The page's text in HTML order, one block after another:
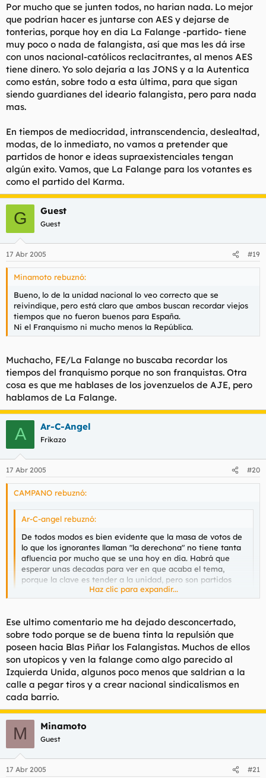
Por mucho que se junten todos, no harian nada. Lo mejor
que podrían hacer es juntarse con AES y dejarse de
tonterias, porque hoy en dia La Falange -partido- tiene
muy poco o nada de falangista, así que mas les dá irse
con unos nacional-católicos reclacitrantes, al menos AES
tiene dinero. Yo solo dejaría a las JONS y a la Autentica
como están, sobre todo a esta última, para que sigan
siendo guardianes del ideario falangista, pero para nada
mas.
En tiempos de mediocridad, intranscendencia, deslealtad,
modas, de lo inmediato, no vamos a pretender que
partidos de honor e ideas supraexistenciales tengan
algún exito. Vamos, que La Falange para los votantes es
como el partido del Karma.
G Guest
Guest
17 Abr 2005 #19
Minamoto rebuznó:
Bueno, lo de la unidad nacional lo veo correcto que se
reivindique, pero está claro que ambos buscan recordar viejos
tiempos que no fueron buenos para España.
Ni el Franquismo ni mucho menos la República.
Muchacho, FE/La Falange no buscaba recordar los
tiempos del franquismo porque no son franquistas. Otra
cosa es que me hablases de los jovenzuelos de AJE, pero
hablamos de La Falange.
A Ar-C-Angel
Frikazo
17 Abr 2005 #20
CAMPANO rebuznó:
Ar-C-angel rebuznó:
De todos modos es bien evidente que la masa de votos de
lo que los ignorantes llaman "la derechona" no tiene tanta
afluencia por mucho que se una hoy en dia. Habrá que
esperar unas decadas para ver en que acaba el tema,
porque la clave es tender a la unidad, pero son partidos
muy censores ven cada idea nueva como una agresión que
expulsan con violencia. Decia algo muy interesante Pituca
que hay que abrirse y no cerrarse.
Por mucho que se junten todos, no harian nada. Lo mejor que
podrían hacer es juntarse con AES y dejarse de tonterias,
porque hoy en dia La Falange -partido- tiene muy poco o nada
de falangista, así que mas les dá irse con unos nacional-
católicos reclacitrantes, al menos AES tiene dinero. Yo solo
dejaría a las JONS y a la Autentica como están, sobre todo a
esta última, para que sigan siendo guardianes del ideario
falangista, pero para nada mas.
En tiempos de mediocridad, intranscendencia, deslealtad,
modas, de lo inmediato, no vamos a pretender que partidos de
honore ideas supraexistenciales tengan algún exito. Vamos,
que La Falange para los votantes es como el partido del
Haz clic para expandir...
Ese ultimo comentario me ha dejado desconcertado,
sobre todo porque se de buena tinta la repulsión que
poseen hacia Blas Piñar los Falangistas. Muchos de ellos
son utopicos y ven la falange como algo parecido al
Izquierda Unida, algunos poco menos que saldrian a la
calle a pegar tiros y a crear nacional sindicalismos en
cada barrio.
M Minamoto
Guest
17 Abr 2005 #21